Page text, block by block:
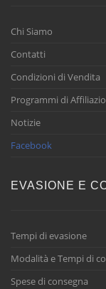
Chi Siamo
Contatti
Condizioni di Vendita
Programmi di
Notizie
Facebook
EVASIONE E
Tempi di evasione
Modalità e Tempi di
Spese di consegna